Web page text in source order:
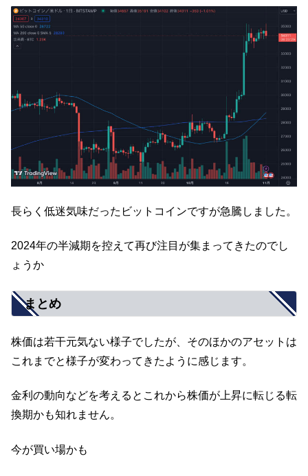
長らく低迷気味だったビットコインですが急騰しました。
2024年の半減期を控えて再び注目が集まってきたのでし
ょうか
まとめ
株価は若干元気ない様子でしたが、そのほかのアセットは
これまでと様子が変わってきたように感じます。
金利の動向などを考えるとこれから株価が上昇に転じる転
換期かも知れません。
今が買い場かも